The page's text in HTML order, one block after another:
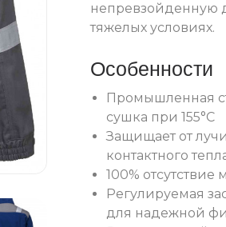
непревзойденную
тяжелых условиях.
Особенности
Промышленная
сушка при 155°C
Защищает от
контактного
100% отсутствие
Регулируемая
для надежной